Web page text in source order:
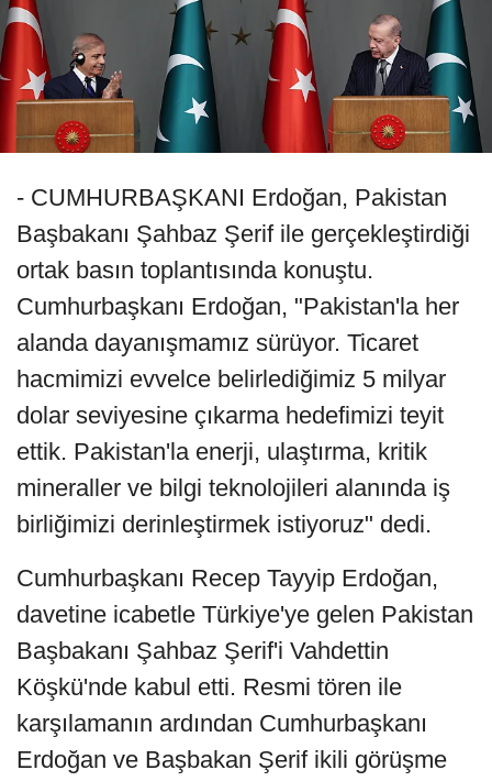
- CUMHURBAŞKANI Erdoğan, Pakistan
Başbakanı Şahbaz Şerif ile gerçekleştirdiği
ortak basın toplantısında konuştu.
Cumhurbaşkanı Erdoğan, "Pakistan'la her
alanda dayanışmamız sürüyor. Ticaret
hacmimizi evvelce belirlediğimiz 5 milyar
dolar seviyesine çıkarma hedefimizi teyit
ettik. Pakistan'la enerji, ulaştırma, kritik
mineraller ve bilgi teknolojileri alanında iş
birliğimizi derinleştirmek istiyoruz" dedi.
Cumhurbaşkanı Recep Tayyip Erdoğan,
davetine icabetle Türkiye'ye gelen Pakistan
Başbakanı Şahbaz Şerif'i Vahdettin
Köşkü'nde kabul etti. Resmi tören ile
karşılamanın ardından Cumhurbaşkanı
Erdoğan ve Başbakan Şerif ikili görüşme